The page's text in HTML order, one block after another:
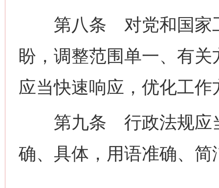
第八条 对党和国家工
盼，调整范围单一、有
应当快速响应，优化工
第九条 行政法规应当
确、具体，用语准确、